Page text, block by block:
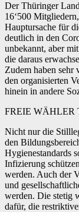
Der Thüringer
16‘500
Hauptursache für
deutlich in den
unbekannt, aber
die daraus
Zudem haben sehr
den organisierten
hinein in andere
FREIE WÄHLER
Nicht nur die
den
Hygienestandards
Infizierung
werden. Auch der
und
werden. Die stetig
dafür, die